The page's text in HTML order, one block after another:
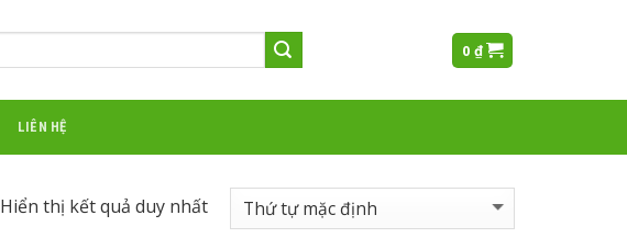
0 ₫
LIÊN HỆ
Hiển thị kết quả duy nhất